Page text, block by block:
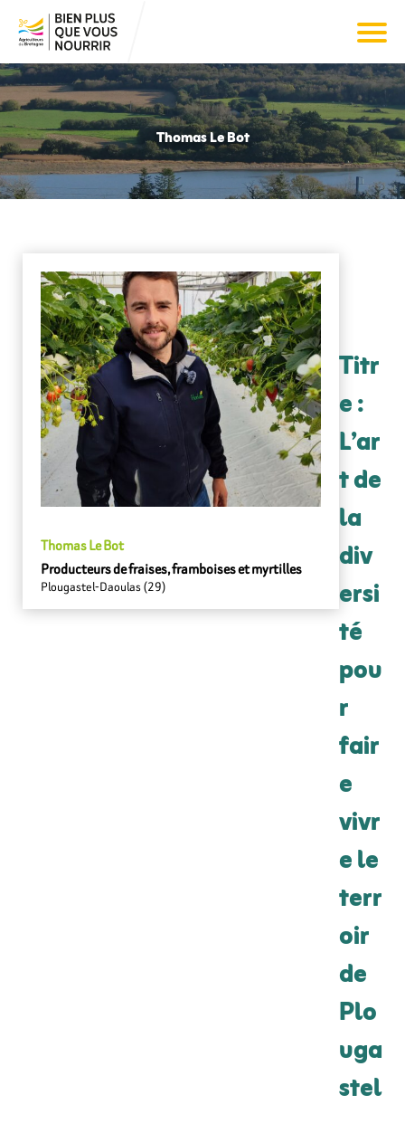
Thomas Le Bot
Thomas Le Bot
Producteurs de fraises, framboises et myrtilles
Plougastel-Daoulas (29)
Titr
e :
L’ar
t de
la
div
ersi
té
pou
r
fair
e
vivr
e le
terr
oir
de
Plo
uga
stel